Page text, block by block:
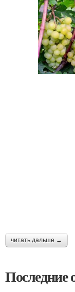
читать дальше →
Последние